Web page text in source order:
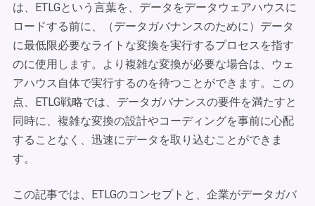
は、ETLGという言葉を、データをデータウェアハウスに
ロードする前に、（データガバナンスのために）データ
に最低限必要なライトな変換を実行するプロセスを指す
のに使用します。より複雑な変換が必要な場合は、ウェ
アハウス自体で実行するのを待つことができます。この
点、ETLG戦略では、データガバナンスの要件を満たすと
同時に、複雑な変換の設計やコーディングを事前に心配
することなく、迅速にデータを取り込むことができま
す。
この記事では、ETLGのコンセプトと、企業がデータガバ